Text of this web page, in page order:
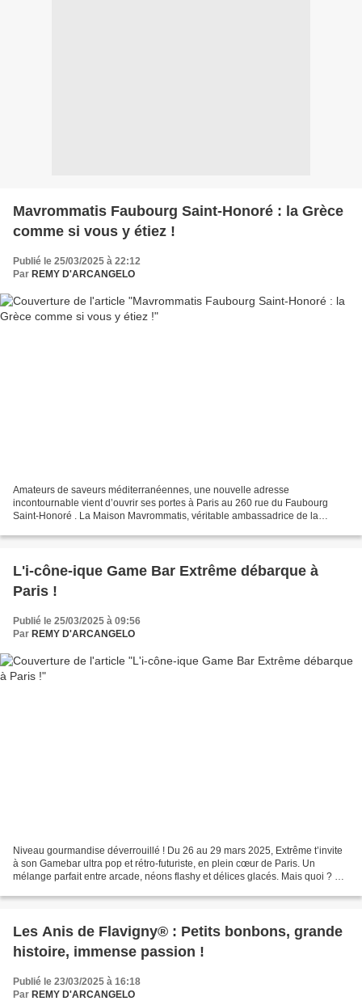
Mavrommatis Faubourg Saint-Honoré : la Grèce
comme si vous y étiez !
Publié le 25/03/2025 à 22:12
Par REMY D'ARCANGELO
Amateurs de saveurs méditerranéennes, une nouvelle adresse
incontournable vient d’ouvrir ses portes à Paris au 260 rue du Faubourg
Saint-Honoré . La Maison Mavrommatis, véritable ambassadrice de la
L'i-cône-ique Game Bar Extrême débarque à
Paris !
Publié le 25/03/2025 à 09:56
Par REMY D'ARCANGELO
Niveau gourmandise déverrouillé ! Du 26 au 29 mars 2025, Extrême t’invite
à son Gamebar ultra pop et rétro-futuriste, en plein cœur de Paris. Un
mélange parfait entre arcade, néons flashy et délices glacés. Mais quoi ? Le
Les Anis de Flavigny® : Petits bonbons, grande
histoire, immense passion !
Publié le 23/03/2025 à 16:18
Par REMY D'ARCANGELO